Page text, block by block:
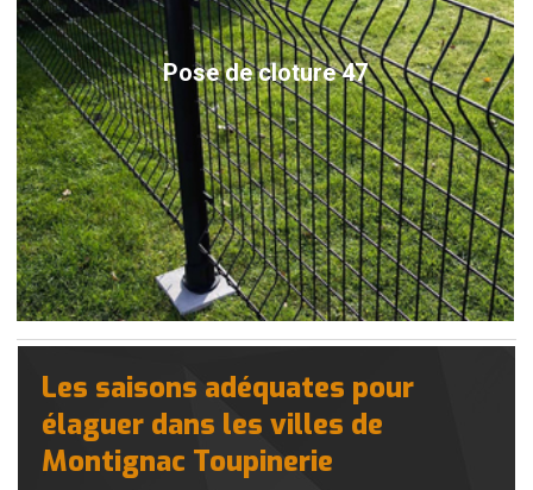
Pose de cloture 47
Les saisons adéquates pour
élaguer dans les villes de
Montignac Toupinerie